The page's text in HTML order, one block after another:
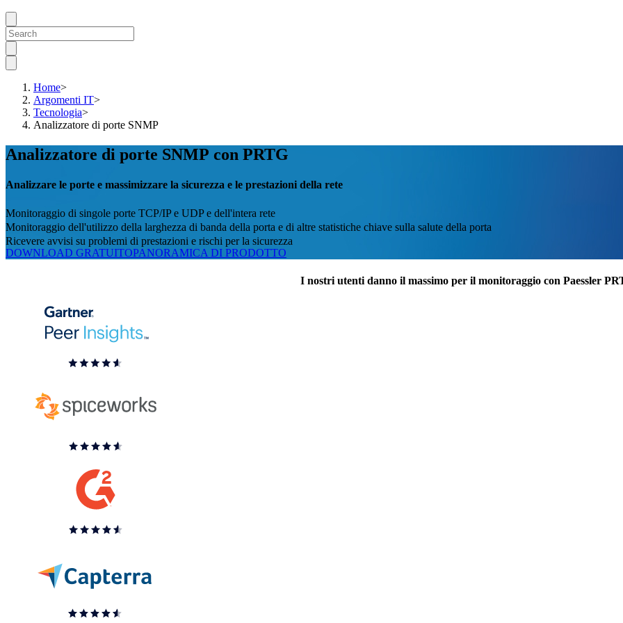
Home>
Argomenti IT>
Tecnologia>
Analizzatore di porte SNMP
Analizzatore di porte SNMP con PRTG
Analizzare le porte e massimizzare la sicurezza e le prestazioni della rete
Monitoraggio di singole porte TCP/IP e UDP e dell'intera rete
Monitoraggio dell'utilizzo della larghezza di banda della porta e di altre statistiche chiave sulla salute della porta
Ricevere avvisi su problemi di prestazioni e rischi per la sicurezza
DOWNLOAD GRATUITOPANORAMICA DI PRODOTTO
I nostri utenti danno il massimo per il monitoraggio con Paessler